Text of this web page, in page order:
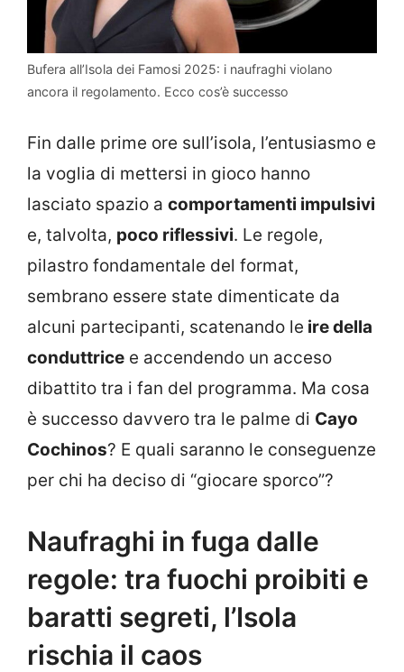
Bufera all’Isola dei Famosi 2025: i naufraghi violano
ancora il regolamento. Ecco cos’è successo
Fin dalle prime ore sull’isola, l’entusiasmo e
la voglia di mettersi in gioco hanno
lasciato spazio a comportamenti impulsivi
e, talvolta, poco riflessivi. Le regole,
pilastro fondamentale del format,
sembrano essere state dimenticate da
alcuni partecipanti, scatenando le ire della
conduttrice e accendendo un acceso
dibattito tra i fan del programma. Ma cosa
è successo davvero tra le palme di Cayo
Cochinos? E quali saranno le conseguenze
per chi ha deciso di “giocare sporco”?
Naufraghi in fuga dalle
regole: tra fuochi proibiti e
baratti segreti, l’Isola
rischia il caos